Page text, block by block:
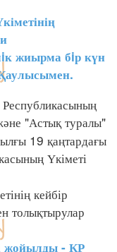
жиырма бiр күн
"Астық туралы"
19 қаңтардағы
Үкіметі
кейбір
толықтырулар
жойылды - ҚР